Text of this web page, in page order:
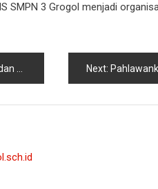
SMPN 3 Grogol menjadi
2025 Next: Pahlawanku